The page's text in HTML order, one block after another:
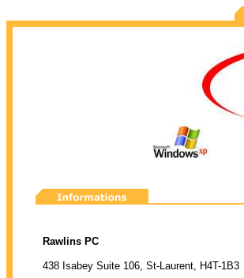
Rawlins PC
438 Isabey Suite 106, St-Laurent, H4T-1B3